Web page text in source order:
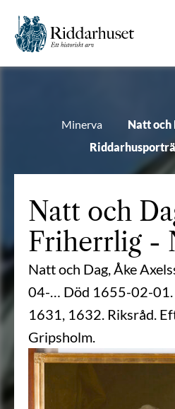
Minerva
Natt och
Natt och
Friherrlig -
Natt och Dag, Åke
04-… Död 1655-02-01.
1631, 1632. Riksråd.
Gripsholm.